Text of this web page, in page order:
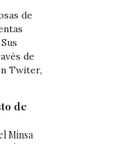
de
de
Twiter,
de
Minsa